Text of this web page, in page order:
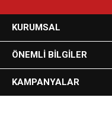
KURUMSAL
ÖNEMLI BILGILER
KAMPANYALAR